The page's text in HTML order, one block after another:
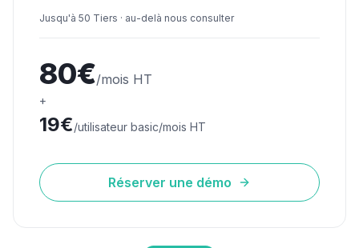
Jusqu'à 50 Tiers · au-delà nous consulter
80€/mois HT
+
19€/utilisateur basic/mois HT
Réserver une démo